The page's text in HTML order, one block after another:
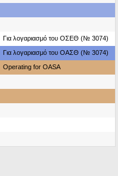
Για λογαριασμό του ΟΣΕΘ (№ 3074)
Για λογαριασμό του ΟΑΣΘ (№ 3074)
Operating for OASA